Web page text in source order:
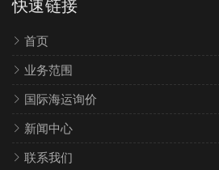
首页
业务范围
国际海运询价
新闻中心
联系我们